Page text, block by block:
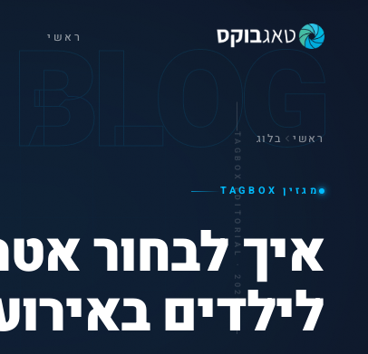
ראשי
BLOG
TAGBOX EDITORIAL · 2026 ראשי בלוג
מגזין TAGBOX
איך לבחור
לילדים